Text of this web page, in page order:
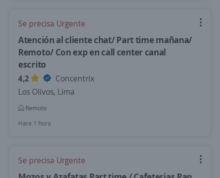
Se precisa Urgente
Atención al cliente chat/ Part time mañana/
Remoto/ Con exp en call center canal
escrito
4,2
Concentrix
Los Olivos, Lima
Remoto
Hace 1 hora
Se precisa Urgente